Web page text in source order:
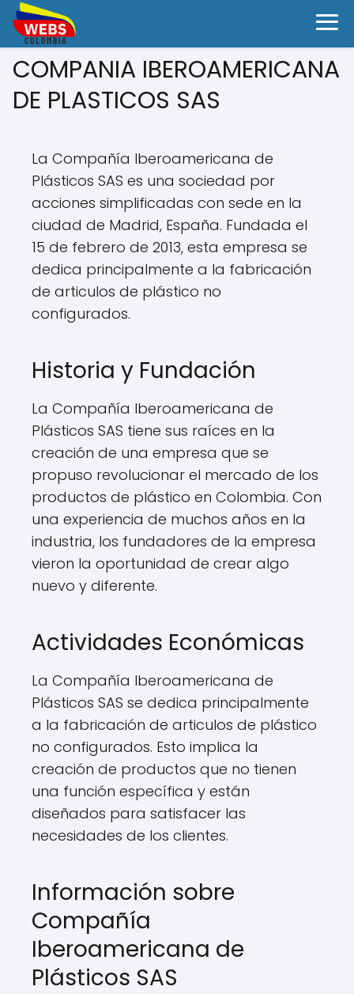
COMPANIA IBEROAMERICANA
DE PLASTICOS SAS
La Compañía Iberoamericana de
Plásticos SAS es una sociedad por
acciones simplificadas con sede en la
ciudad de Madrid, España. Fundada el
15 de febrero de 2013, esta empresa se
dedica principalmente a la fabricación
de articulos de plástico no
configurados.
Historia y Fundación
La Compañía Iberoamericana de
Plásticos SAS tiene sus raíces en la
creación de una empresa que se
propuso revolucionar el mercado de los
productos de plástico en Colombia. Con
una experiencia de muchos años en la
industria, los fundadores de la empresa
vieron la oportunidad de crear algo
nuevo y diferente.
Actividades Económicas
La Compañía Iberoamericana de
Plásticos SAS se dedica principalmente
a la fabricación de articulos de plástico
no configurados. Esto implica la
creación de productos que no tienen
una función específica y están
diseñados para satisfacer las
necesidades de los clientes.
Información sobre
Compañía
Iberoamericana de
Plásticos SAS